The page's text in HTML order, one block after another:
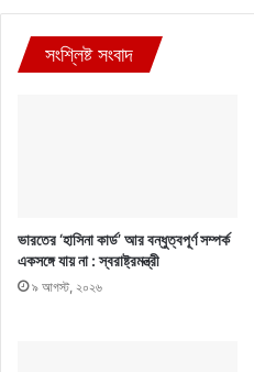
সংশ্লিষ্ট সংবাদ
ভারতের ‘হাসিনা কার্ড’ আর বন্ধুত্বপূর্ণ সম্পর্ক
একসঙ্গে যায় না : স্বরাষ্ট্রমন্ত্রী
৯ আগস্ট, ২০২৬